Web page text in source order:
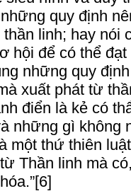
quy định
linh; hay nói
hội để có thể
những quy
xuất phát từ
điển là kẻ có
những gì không
một thứ thiên
Thần linh mà